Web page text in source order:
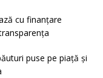
cu finanțare
puse pe piață și